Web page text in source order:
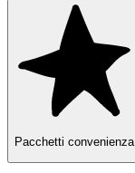
Pacchetti convenienza